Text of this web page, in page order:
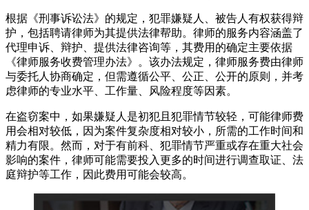
根据《刑事诉讼法》的规定，犯罪嫌疑人、被告人有权获得辩
护，包括聘请律师为其提供法律帮助。律师的服务内容涵盖了
代理申诉、辩护、提供法律咨询等，其费用的确定主要依据
《律师服务收费管理办法》。该办法规定，律师服务费由律师
与委托人协商确定，但需遵循公平、公正、公开的原则，并考
虑律师的专业水平、工作量、风险程度等因素。
在盗窃案中，如果嫌疑人是初犯且犯罪情节较轻，可能律师费
用会相对较低，因为案件复杂度相对较小，所需的工作时间和
精力有限。然而，对于有前科、犯罪情节严重或存在重大社会
影响的案件，律师可能需要投入更多的时间进行调查取证、法
庭辩护等工作，因此费用可能会较高。